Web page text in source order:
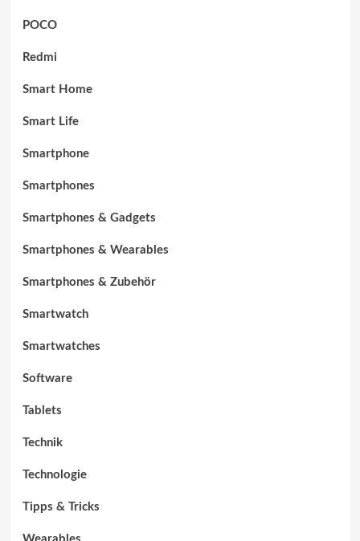
POCO
Redmi
Smart Home
Smart Life
Smartphone
Smartphones
Smartphones & Gadgets
Smartphones & Wearables
Smartphones & Zubehör
Smartwatch
Smartwatches
Software
Tablets
Technik
Technologie
Tipps & Tricks